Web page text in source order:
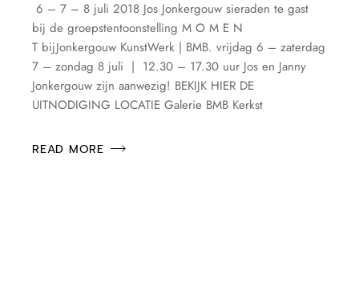
6 – 7 – 8 juli 2018 Jos Jonkergouw sieraden te gast
bij de groepstentoonstelling M O M E N
T bijJonkergouw KunstWerk | BMB. vrijdag 6 – zaterdag
7 – zondag 8 juli | 12.30 – 17.30 uur Jos en Janny
Jonkergouw zijn aanwezig! BEKIJK HIER DE
UITNODIGING LOCATIE Galerie BMB Kerkst
READ MORE